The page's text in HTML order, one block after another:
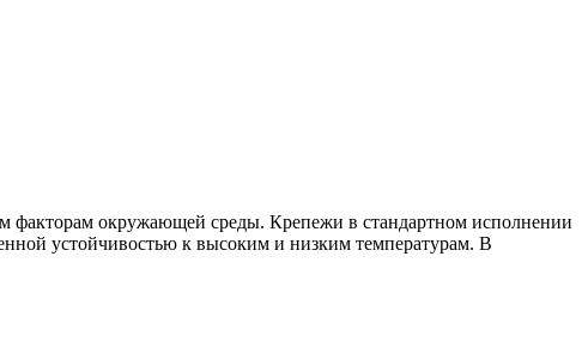
факторам окружающей среды. Крепежи в стандартном исполнении
устойчивостью к высоким и низким температурам. В